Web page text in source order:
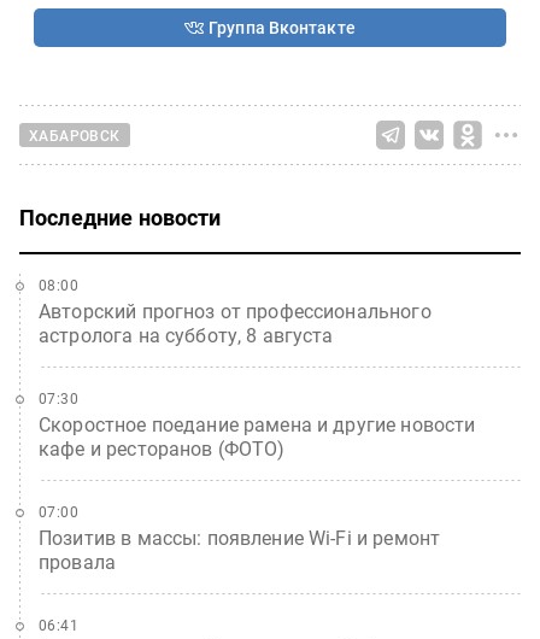
Группа Вконтакте
ХАБАРОВСК
Последние новости
Авторский прогноз от профессионального
астролога на субботу, 8 августа
08:00
Скоростное поедание рамена и другие новости
кафе и ресторанов (ФОТО)
07:30
Позитив в массы: появление Wi-Fi и ремонт
провала
07:00
06:41